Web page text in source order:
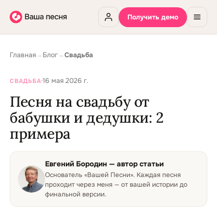
Получить демо
Главная→ Блог→Свадьба
СВАДЬБА·16 мая 2026 г.
Песня на свадьбу от
бабушки и дедушки: 2
примера
Евгений Бородин — автор статьи
Основатель «Вашей Песни». Каждая песня
проходит через меня — от вашей истории до
финальной версии.